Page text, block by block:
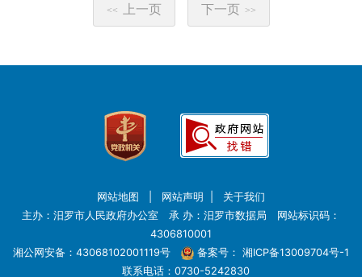
<< 上一页 下一页 >>
网站地图 网站声明
关于我们
主办：汨罗市人民政府办公室 承 办：汨罗市数据局 网站标识码：
4306810001
湘公网安备：43068102001119号
备案号： 湘ICP备13009704号-1
联系电话：0730-5242830